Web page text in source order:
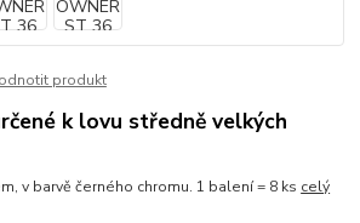
produkt
k lovu středně velkých
v barvě černého chromu. 1 balení = 8 ks celý